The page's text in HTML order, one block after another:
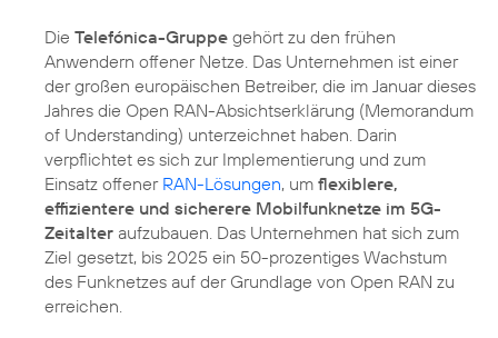
Die Telefónica-Gruppe gehört zu den frühen
Anwendern offener Netze. Das Unternehmen ist einer
der großen europäischen Betreiber, die im Januar dieses
Jahres die Open RAN-Absichtserklärung (Memorandum
of Understanding) unterzeichnet haben. Darin
verpflichtet es sich zur Implementierung und zum
Einsatz offener RAN-Lösungen, um flexiblere,
effizientere und sicherere Mobilfunknetze im 5G-
Zeitalter aufzubauen. Das Unternehmen hat sich zum
Ziel gesetzt, bis 2025 ein 50-prozentiges Wachstum
des Funknetzes auf der Grundlage von Open RAN zu
erreichen.